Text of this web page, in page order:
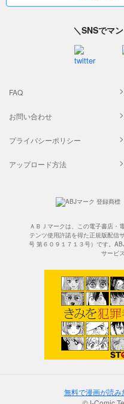
＼SNSでマ
FAQ
お問い合わせ
プライバシーポリシー
アップロード方法
ＡＢＪマークは、この電子書店・
テンツ使用許諾を得た正規版配信
号 第６０９１７１３号）です。
サービ
無料で漫画が読み